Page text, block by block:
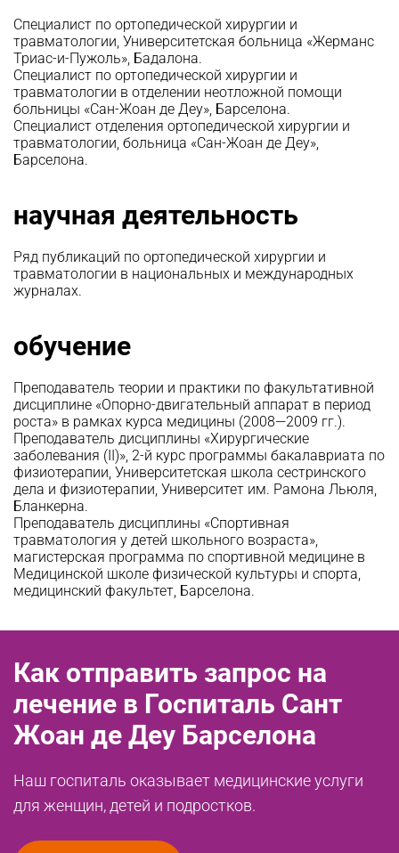
Специалист по ортопедической хирургии и
травматологии, Университетская больница «Жерманс
Триас-и-Пужоль», Бадалона.
Специалист по ортопедической хирургии и
травматологии в отделении неотложной помощи
больницы «Сан-Жоан де Деу», Барселона.
Специалист отделения ортопедической хирургии и
травматологии, больница «Сан-Жоан де Деу»,
Барселона.
научная деятельность
Ряд публикаций по ортопедической хирургии и
травматологии в национальных и международных
журналах.
обучение
Преподаватель теории и практики по факультативной
дисциплине «Опорно-двигательный аппарат в период
роста» в рамках курса медицины (2008—2009 гг.).
Преподаватель дисциплины «Хирургические
заболевания (II)», 2-й курс программы бакалавриата по
физиотерапии, Университетская школа сестринского
дела и физиотерапии, Университет им. Рамона Льюля,
Бланкерна.
Преподаватель дисциплины «Спортивная
травматология у детей школьного возраста»,
магистерская программа по спортивной медицине в
Медицинской школе физической культуры и спорта,
медицинский факультет, Барселона.
Как отправить запрос на
лечение в Госпиталь Сант
Жоан де Деу Барселона
Наш госпиталь оказывает медицинские услуги
для женщин, детей и подростков.